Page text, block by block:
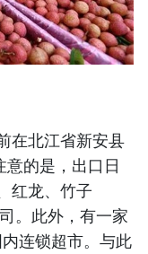
在北江省新安县
的是，出口日
红龙、竹子
。此外，有一家
连锁超市。与此